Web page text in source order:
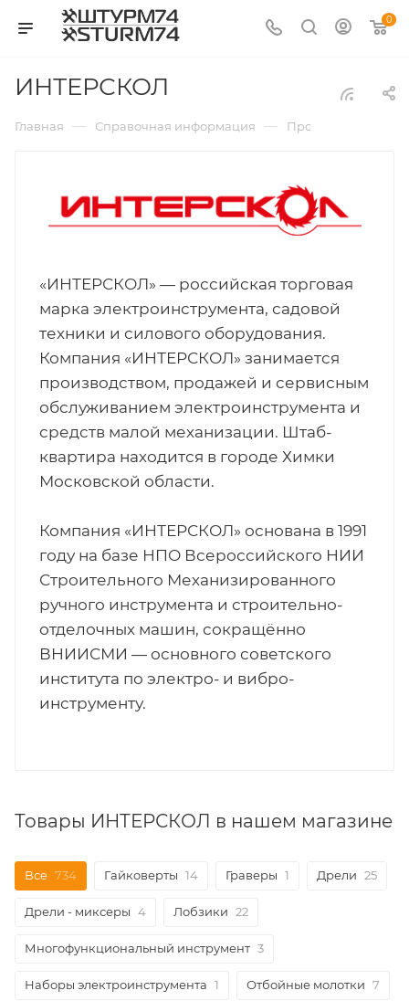
0
ИНТЕРСКОЛ
Главная — Справочная информация — Производители
«ИНТЕРСКОЛ» — российская торговая
марка электроинструмента, садовой
техники и силового оборудования.
Компания «ИНТЕРСКОЛ» занимается
производством, продажей и сервисным
обслуживанием электроинструмента и
средств малой механизации. Штаб-
квартира находится в городе Химки
Московской области.
Компания «ИНТЕРСКОЛ» основана в 1991
году на базе НПО Всероссийского НИИ
Строительного Механизированного
ручного инструмента и строительно-
отделочных машин, сокращённо
ВНИИСМИ — основного советского
института по электро- и вибро-
инструменту.
Товары ИНТЕРСКОЛ в нашем магазине
Все 734 Гайковерты 14 Граверы 1 Дрели 25
Дрели - миксеры 4 Лобзики 22
Многофункциональный инструмент 3
Наборы электроинструмента 1 Отбойные молотки 7